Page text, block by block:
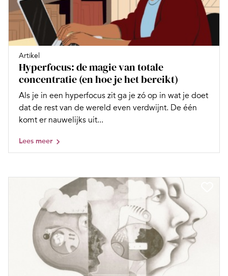
Artikel
Hyperfocus: de magie van totale
concentratie (en hoe je het bereikt)
Als je in een hyperfocus zit ga je zó op in wat je doet
dat de rest van de wereld even verdwijnt. De één
komt er nauwelijks uit...
Lees meer